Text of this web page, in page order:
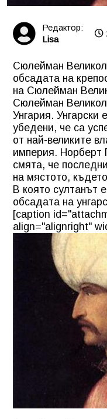
Редактор:
Lisa
Сюлейман
обсадата на
на Сюлейман
Сюлейман
Унгария. Унгарски
убедени, че са
от най-великите
империя. Норберт
смята, че
на мястото,
В която султанът
обсадата на
[caption
align="alignright"